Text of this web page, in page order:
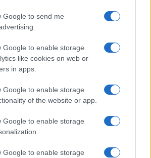
Google to send me
Google to enable storage
like cookies on web or
in apps.
Google to enable storage
of the website or app.
Google to enable storage
Google to enable storage